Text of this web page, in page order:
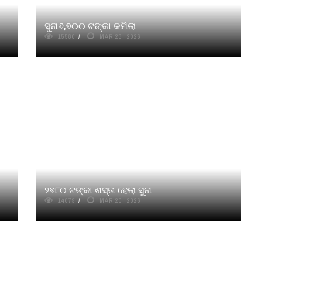
ସୁନା୬,୭୦୦ ଟଙ୍କା କମିଲା
15580 MAR 23, 2026
୨୭୮୦ ଟଙ୍କା ଶସ୍ତା ହେଲା ସୁନା
14079 MAR 20, 2026